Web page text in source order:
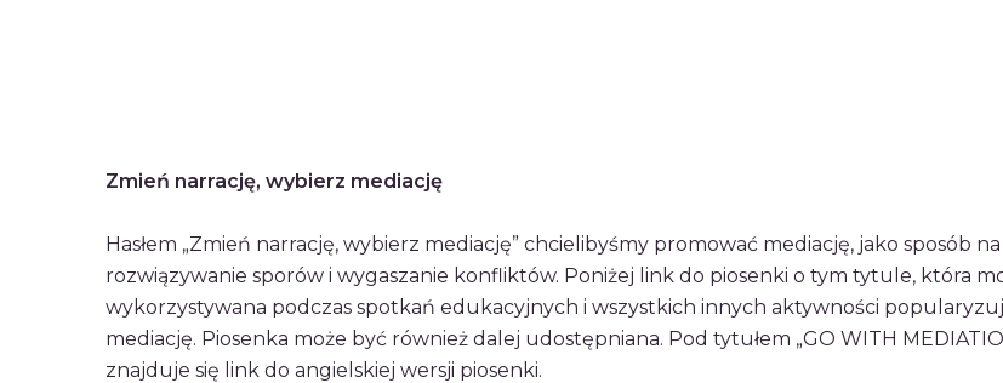
Zmień narrację, wybierz mediację
Hasłem „Zmień narrację, wybierz mediację” chcielibyśmy promować mediację, jako sposób na
rozwiązywanie sporów i wygaszanie konfliktów. Poniżej link do piosenki o tym tytule, która
wykorzystywana podczas spotkań edukacyjnych i wszystkich innych aktywności
mediację. Piosenka może być również dalej udostępniana. Pod tytułem „GO WITH
znajduje się link do angielskiej wersji piosenki.